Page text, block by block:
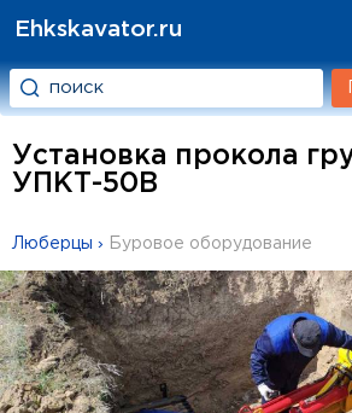
Ehkskavator.ru
Установка прокола
УПКТ-50В
Люберцы › Буровое оборудование